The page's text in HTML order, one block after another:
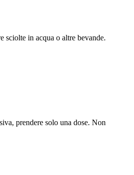
sciolte in acqua o altre bevande.
prendere solo una dose. Non